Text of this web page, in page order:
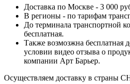
Доставка по Москве - 3 000
В регионы - по тарифам
До терминала транспортной
бесплатная.
Также возмозжна бесплатная
условии видео отзыва о
компании Арт Барьер.
Осуществляем доставку в страны